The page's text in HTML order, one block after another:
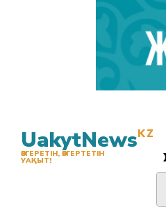
UakytNewsKZ
ӨЗГЕРЕТІН, ӨЗГЕРТЕТІН
УАҚЫТ!